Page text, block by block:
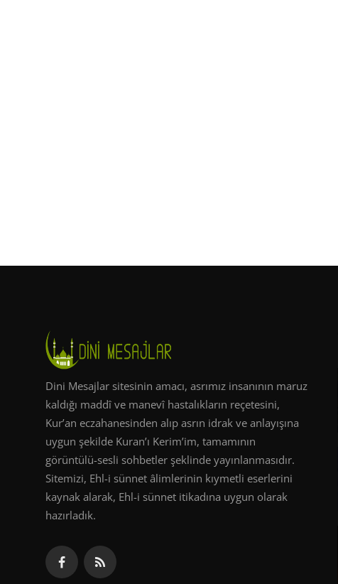
Dini Mesajlar sitesinin amacı, asrımız insanının maruz
kaldığı maddî ve manevî hastalıkların reçetesini,
Kur’an eczahanesinden alıp asrın idrak ve anlayışına
uygun şekilde Kuran’ı Kerim’im, tamamının
görüntülü-sesli sohbetler şeklinde yayınlanmasıdır.
Sitemizi, Ehl-i sünnet âlimlerinin kıymetli eserlerini
kaynak alarak, Ehl-i sünnet itikadına uygun olarak
hazırladık.